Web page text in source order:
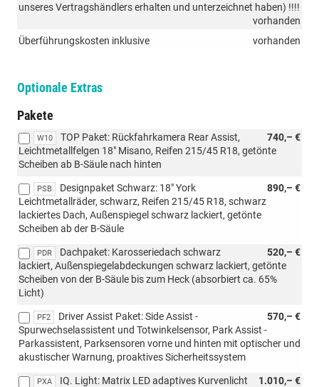
unseres Vertragshändlers erhalten und unterzeichnet haben) !!!!
vorhanden
Überführungskosten inklusive
vorhanden
Optionale Extras
Pakete
W10 740,– €
TOP Paket: Rückfahrkamera Rear Assist,
Leichtmetallfelgen 18" Misano, Reifen 215/45 R18, getönte
Scheiben ab B-Säule nach hinten
PSB 890,– €
Designpaket Schwarz: 18" York
Leichtmetallräder, schwarz, Reifen 215/45 R18, schwarz
lackiertes Dach, Außenspiegel schwarz lackiert, getönte
Scheiben ab der B-Säule
PDR 520,– €
Dachpaket: Karosseriedach schwarz
lackiert, Außenspiegelabdeckungen schwarz lackiert, getönte
Scheiben von der B-Säule bis zum Heck (absorbiert ca. 65%
Licht)
PF2 570,– €
Driver Assist Paket: Side Assist -
Spurwechselassistent und Totwinkelsensor, Park Assist -
Parkassistent, Parksensoren vorne und hinten mit optischer und
akustischer Warnung, proaktives Sicherheitssystem
PXA 1.010,– €
IQ. Light: Matrix LED adaptives Kurvenlicht